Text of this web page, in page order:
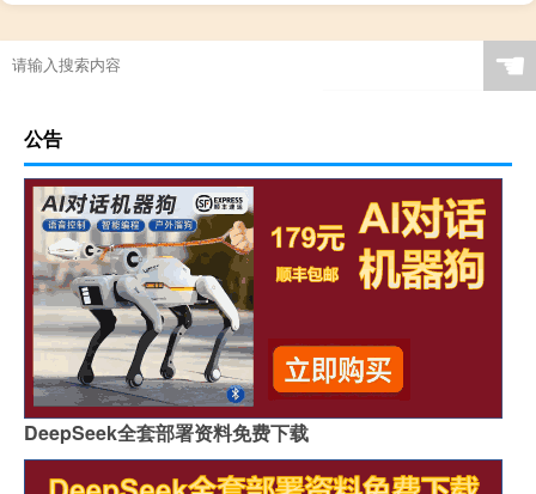
☚
公告
DeepSeek全套部署资料免费下载